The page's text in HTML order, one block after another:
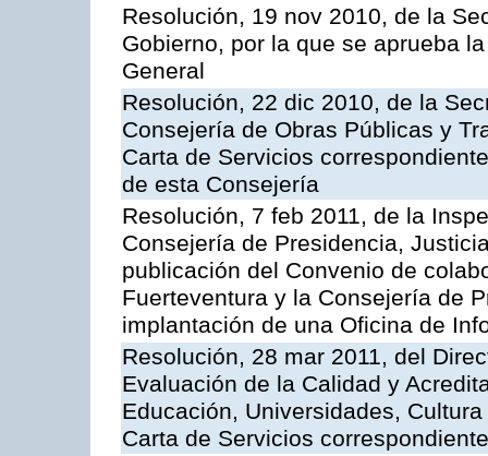
Resolución, 19 nov 2010, de la
Gobierno, por la que se aprueba
General
Resolución, 22 dic 2010, de la
Consejería de Obras Públicas y
Carta de Servicios
de esta Consejería
Resolución, 7 feb 2011, de la
Consejería de Presidencia,
publicación del Convenio de
Fuerteventura y la Consejería de
implantación de una Oficina de
Resolución, 28 mar 2011, del
Evaluación de la Calidad y
Educación, Universidades,
Carta de Servicios